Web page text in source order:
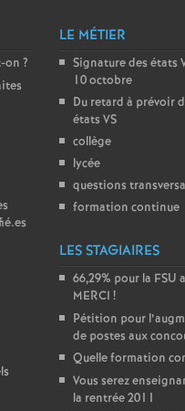
on ?
LE MÉTIER
Signature des états
10 octobre
Du retard à prévoir
états VS
collège
lycée
questions
formation continue
LES STAGIAIRES
66,29% pour la FSU
MERCI !
Pétition pour
de postes aux
Quelle formation
Vous serez
la rentrée 2011